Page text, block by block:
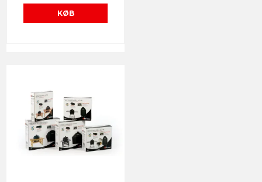
KØB